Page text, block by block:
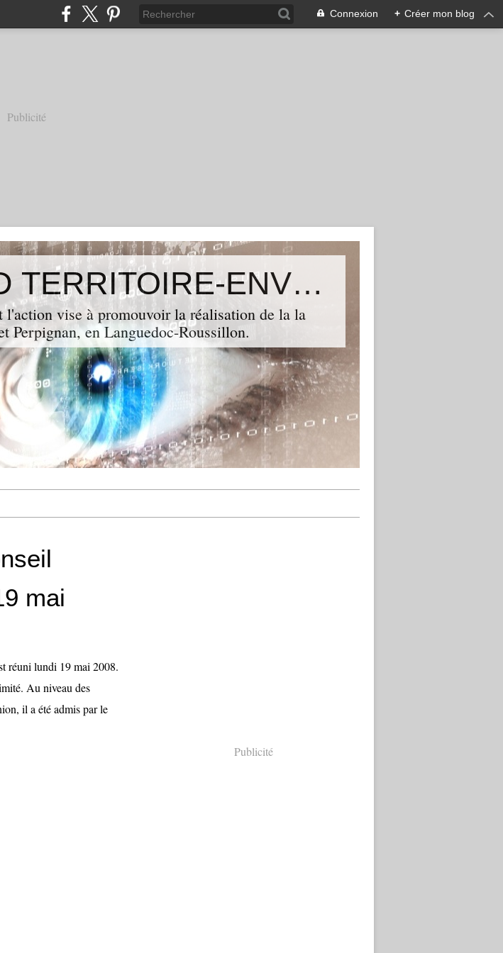
Connexion + Créer mon blog
Publicité
Le blog de TGVSUD TERRITOIRE-ENVIRONNEMENT ASSOCIATION
vise à promouvoir la réalisation de la la
Perpignan, en Languedoc-Roussillon.
mai
réuni lundi 19 mai 2008.
Au niveau des
il a été admis par le
Publicité